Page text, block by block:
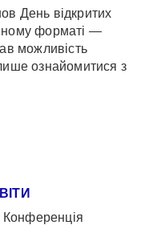
День відкритих
форматі —
можливість
ознайомитися з
Конференція